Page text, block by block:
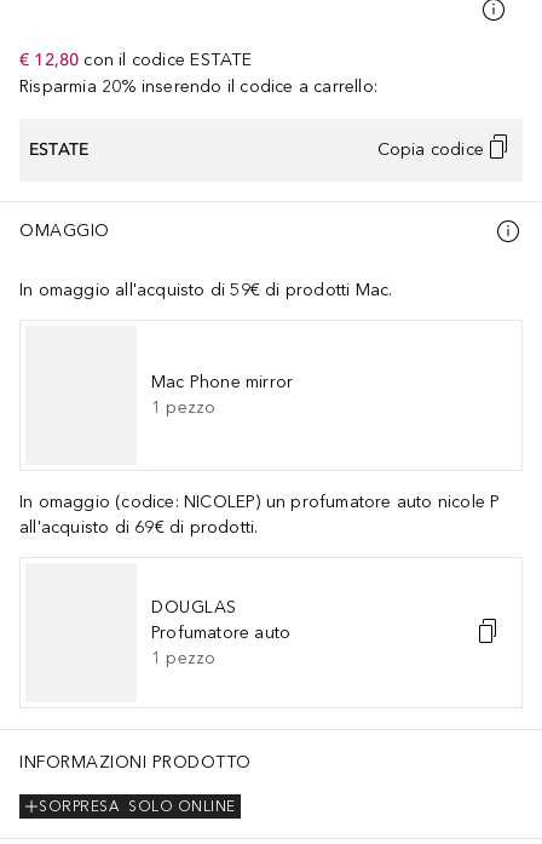
€ 12,80 con il codice ESTATE
Risparmia 20% inserendo il codice a carrello:
ESTATE Copia codice
OMAGGIO
In omaggio all'acquisto di 59€ di prodotti Mac.
Mac Phone mirror
1 pezzo
In omaggio (codice: NICOLEP) un profumatore auto nicole P
all'acquisto di 69€ di prodotti.
DOUGLAS
Profumatore auto
1 pezzo
INFORMAZIONI PRODOTTO
SOLO ONLINE
SORPRESA